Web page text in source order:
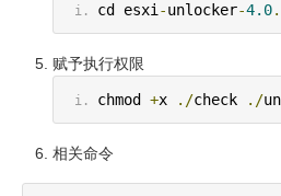
cd esxi -unlocker-4.0.
赋予执行权限
chmod +x ./check ./
相关命令